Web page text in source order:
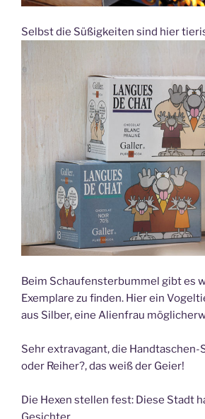
Selbst die Süßigkeiten sind hier
Beim Schaufensterbummel gibt es
Exemplare zu finden. Hier ein
aus Silber, eine Alienfrau
Sehr extravagant, die
oder Reiher?, das weiß der Geier!
Die Hexen stellen fest: Diese Stadt